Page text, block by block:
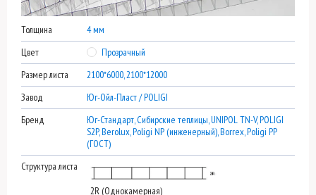
Толщина
4 мм
Цвет
Прозрачный
Размер листа
2100*6000, 2100*12000
Завод
Юг-Ойл-Пласт / POLIGI
Бренд
Юг-Стандарт, Сибирские теплицы, UNIPOL TN-V, POLIGI
S2P, Berolux, Poligi NP (инженерный), Borrex, Poligi PP
(ГОСТ)
Структура листа
2R (Однокамерная)